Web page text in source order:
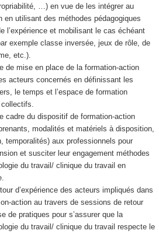
…) en vue de les intégrer au
en utilisant des méthodes pédagogiques
l’expérience et mobilisant le cas échéant
exemple classe inversée, jeux de rôle, de
etc.).
de mise en place de la formation-action
acteurs concernés en définissant les
le temps et l’espace de formation
cadre du dispositif de formation-action
modalités et matériels à disposition,
temporalités) aux professionnels pour
et susciter leur engagement méthodes
du travail/ clinique du travail en
d’expérience des acteurs impliqués dans
action au travers de sessions de retour
de pratiques pour s’assurer que la
du travail/ clinique du travail respecte le